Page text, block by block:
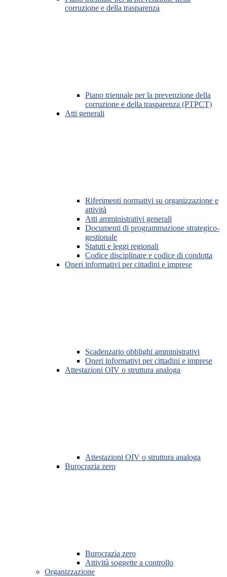
corruzione e della trasparenza
Piano triennale per la prevenzione della
corruzione e della trasparenza (PTPCT)
Atti generali
Riferimenti normativi su organizzazione e
attività
Atti amministrativi generali
Documenti di programmazione strategico-
gestionale
Statuti e leggi regionali
Codice disciplinare e codice di condotta
Oneri informativi per cittadini e imprese
Scadenzario obblighi amministrativi
Oneri informativi per cittadini e imprese
Attestazioni OIV o struttura analoga
Attestazioni OIV o struttura analoga
Burocrazia zero
Burocrazia zero
Attività soggette a controllo
Organizzazione